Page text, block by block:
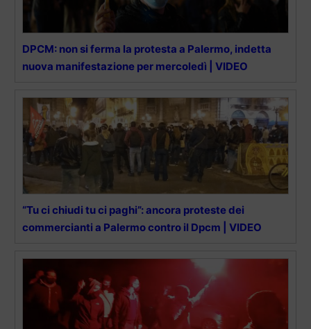
DPCM: non si ferma la protesta a Palermo, indetta
nuova manifestazione per mercoledì | VIDEO
“Tu ci chiudi tu ci paghi”: ancora proteste dei
commercianti a Palermo contro il Dpcm | VIDEO